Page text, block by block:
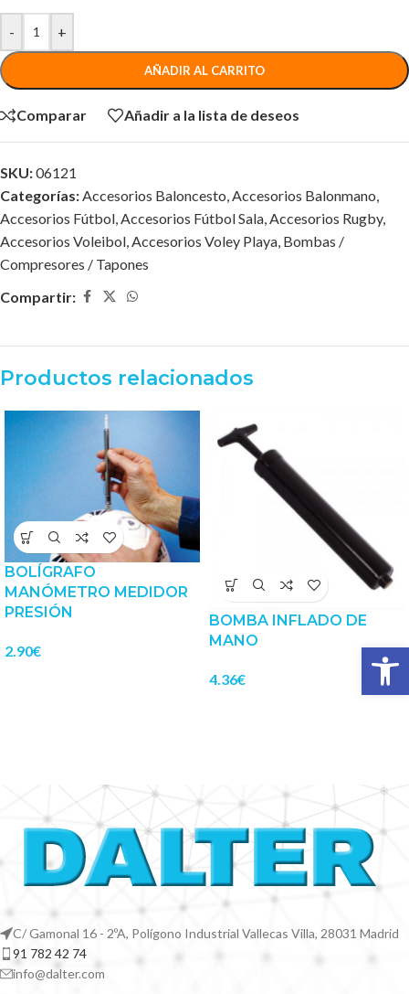
- +
AÑADIR AL CARRITO
Comparar Añadir a la lista de deseos
SKU:06121
Categorías: Accesorios Baloncesto Accesorios Balonmano
Accesorios Fútbol Accesorios Fútbol Sala Accesorios Rugby,
Accesorios Voleibol Accesorios Voley Playa Bombas /
Compresores / Tapones
Compartir:
Productos relacionados
BOLÍGRAFO
MANÓMETRO MEDIDOR
PRESIÓN
2.90€
BOMBA INFLADO DE
MANO
4.36€
C/ Gamonal 16 - 2ºA, Polígono Industrial Vallecas Villa, 28031 Madrid
91 782 42 74
info@dalter.com
Abrir